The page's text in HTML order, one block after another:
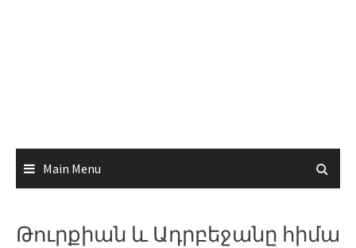
Main Menu
Թուրքիան և Ադրբեջանը հիմա